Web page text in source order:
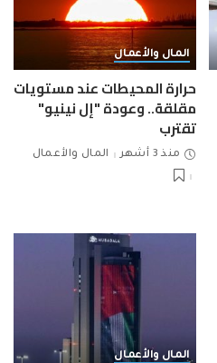
المال والأعمال
حرارة المحيطات عند مستويات
مقلقة.. وعودة "إل نينيو"
تقترب
منذ 3 أشهر المال والأعمال
المال والأعمال